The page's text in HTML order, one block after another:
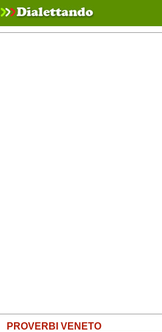
PROVERBI VENETO